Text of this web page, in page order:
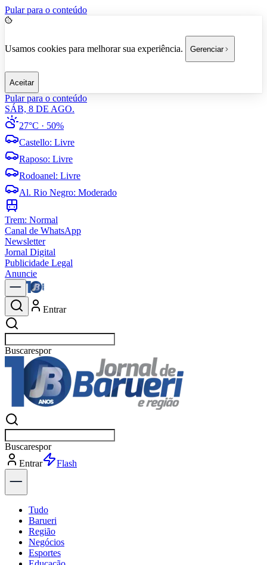
Pular para o conteúdo
Usamos cookies para melhorar sua experiência. Gerenciar
Aceitar
Pular para o conteúdo
SÁB, 8 DE AGO.
27°C · 50%
Castello: Livre
Raposo: Livre
Rodoanel: Livre
Al. Rio Negro: Moderado
Trem: Normal
Canal de WhatsApp
Newsletter
Jornal Digital
Publicidade Legal
Anuncie
Entrar
Buscarpolí
Buscarpolí
Entrar
Explorar
Tudo
Barueri
Região
Negócios
Esportes